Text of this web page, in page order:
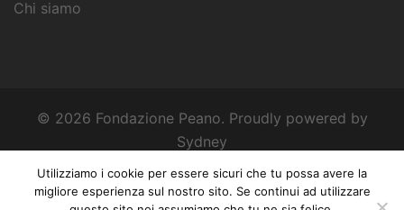
Chi siamo
© 2026 Fondazione Peano. Proudly powered by
Sydney
Utilizziamo i cookie per essere sicuri che tu possa avere la
migliore esperienza sul nostro sito. Se continui ad utilizzare